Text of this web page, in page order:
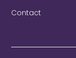
Contact